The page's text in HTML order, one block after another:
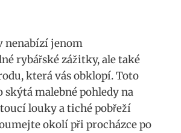
nenabízí jenom
rybářské zážitky, ale také
která vás obklopí. Toto
malebné pohledy na
louky a tiché pobřeží
okolí při procházce po